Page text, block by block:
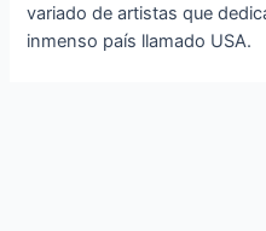
variado de artistas que
inmenso país llamado USA.